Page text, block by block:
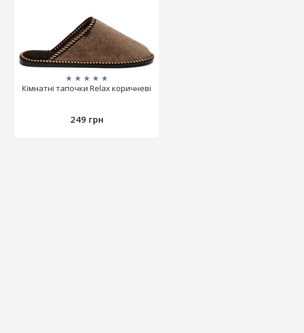
★ ★ ★ ★ ★
Кімнатні тапочки Relax коричневі
249 грн